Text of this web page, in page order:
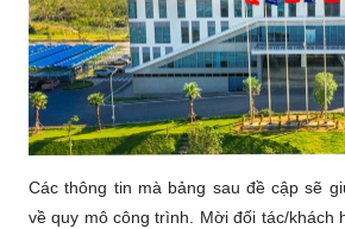
Các thông tin mà bảng sau đề cập sẽ
về quy mô công trình. Mời đối tác/khách